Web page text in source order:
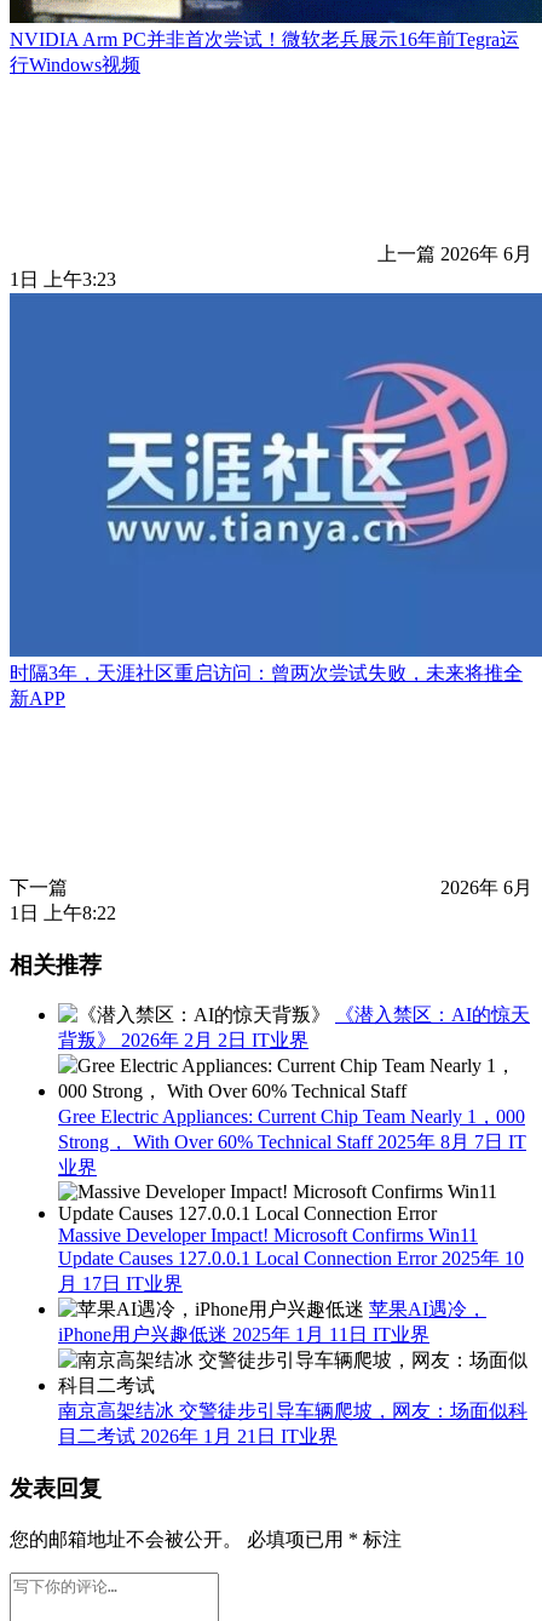
NVIDIA Arm PC并非首次尝试！微软老兵展示16年前Tegra运
行Windows视频
上一篇 2026年 6月
1日 上午3:23
时隔3年，天涯社区重启访问：曾两次尝试失败，未来将推全
新APP
下一篇
2026年 6月
1日 上午8:22
相关推荐
《潜入禁区：AI的惊天
背叛》 2026年 2月 2日 IT业界
Gree Electric Appliances: Current Chip Team Nearly 1，000
Strong， With Over 60% Technical Staff 2025年 8月 7日 IT
业界
Massive Developer Impact! Microsoft Confirms Win11
Update Causes 127.0.0.1 Local Connection Error 2025年 10
月 17日 IT业界
苹果AI遇冷，
iPhone用户兴趣低迷 2025年 1月 11日 IT业界
南京高架结冰 交警徒步引导车辆爬坡，网友：场面似科
目二考试 2026年 1月 21日 IT业界
发表回复
您的邮箱地址不会被公开。 必填项已用 * 标注